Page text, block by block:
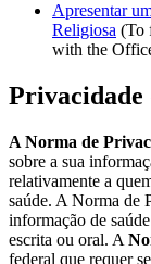
Apresentar
Religiosa (To
with the
Privacidade
A Norma de
sobre a sua
relativamente a
saúde. A Norma de
informação de
escrita ou oral. A
federal que requer